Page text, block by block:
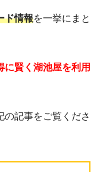
ド情報を一挙にまと
に賢く湖池屋を利用
の記事をご覧くださ